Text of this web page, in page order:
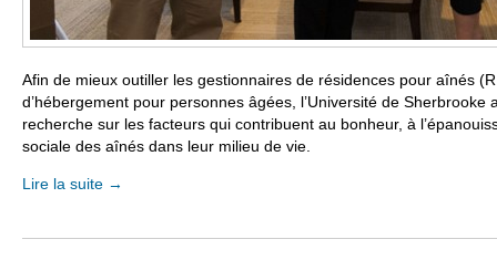
Afin de mieux outiller les gestionnaires de résidences pour aînés
d’hébergement pour personnes âgées, l’Université de
recherche sur les facteurs qui contribuent au bonheur, à
sociale des aînés dans leur milieu de vie.
Lire la suite →